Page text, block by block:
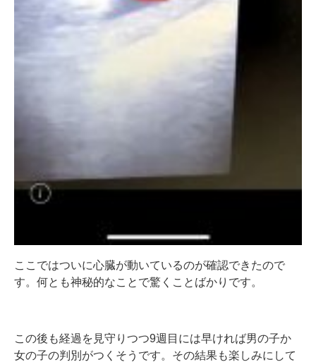
ここではついに心臓が動いているのが確認できたので
す。何とも神秘的なことで驚くことばかりです。
この後も経過を見守りつつ9週目には早ければ男の子か
女の子の判別がつくそうです。その結果も楽しみにして